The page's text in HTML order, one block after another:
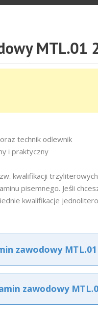
MTL.01
technik odlewnik
i praktyczny
kwalifikacji
pisemnego. Jeśli
kwalifikacje
zawodowy
zawodowy